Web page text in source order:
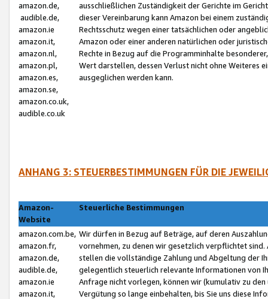
amazon.de,
audible.de,
amazon.ie
amazon.it,
amazon.nl,
amazon.pl,
amazon.es,
amazon.se,
amazon.co.uk,
audible.co.uk
ausschließlichen Zuständigkeit der Gerichte im
dieser Vereinbarung kann Amazon bei einem
Rechtsschutz wegen einer tatsächlichen oder
Amazon oder einer anderen natürlichen oder
Rechte in Bezug auf die Programminhalte
Wert darstellen, dessen Verlust nicht ohne Weiteres
ausgeglichen werden kann.
ANHANG 3: STEUERBESTIMMUNGEN FÜR DIE
Amazon-
Website
Steuerliche Bestimmungen
amazon.com.be,
amazon.fr,
amazon.de,
audible.de,
amazon.ie
amazon.it,
Wir dürfen in Bezug auf Beträge, auf deren
vornehmen, zu denen wir gesetzlich verpflichtet
stellen die vollständige Zahlung und Abgeltung der
gelegentlich steuerlich relevante Informationen von
Anfrage nicht vorlegen, können wir (kumulativ zu
Vergütung so lange einbehalten, bis Sie uns diese